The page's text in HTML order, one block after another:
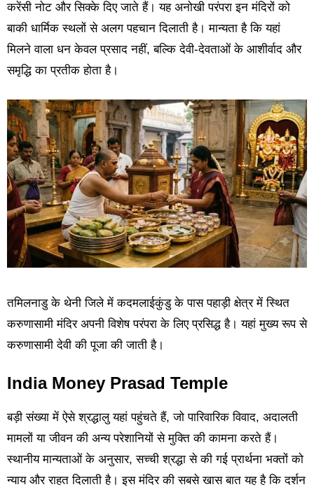
करेंसी नोट और सिक्के दिए जाते हैं। यह अनोखी परंपरा इन मंदिरों को
बाकी धार्मिक स्थलों से अलग पहचान दिलाती है। मान्यता है कि यहां
मिलने वाला धन केवल प्रसाद नहीं, बल्कि देवी-देवताओं के आशीर्वाद और
समृद्धि का प्रतीक होता है।
तमिलनाडु के थेनी जिले में कदमलाईकुंडु के पास पहाड़ी क्षेत्र में स्थित
करुणासामी मंदिर अपनी विशेष परंपरा के लिए प्रसिद्ध है। यहां मुख्य रूप से
करुणासामी देवी की पूजा की जाती है।
India Money Prasad Temple
बड़ी संख्या में ऐसे श्रद्धालु यहां पहुंचते हैं, जो पारिवारिक विवाद, अदालती
मामलों या जीवन की अन्य परेशानियों से मुक्ति की कामना करते हैं।
स्थानीय मान्यताओं के अनुसार, सच्ची श्रद्धा से की गई प्रार्थना भक्तों को
न्याय और राहत दिलाती है। इस मंदिर की सबसे खास बात यह है कि दर्शन